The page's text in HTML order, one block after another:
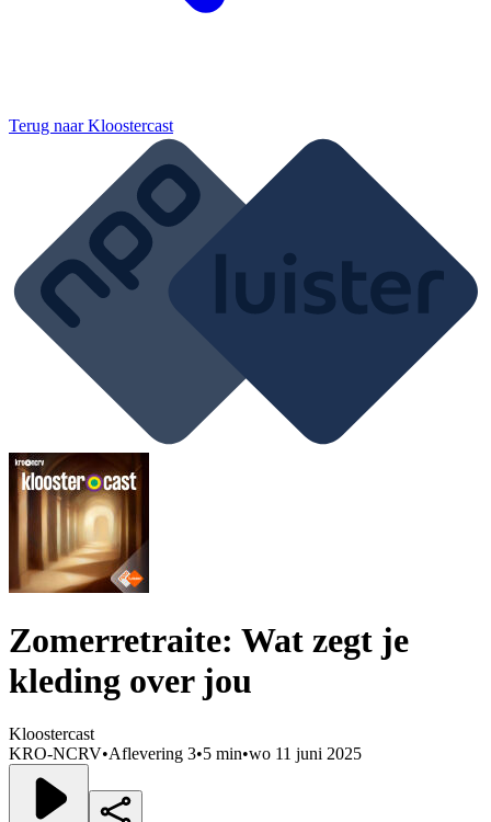
Terug naarKloostercast
Zomerretraite: Wat zegt je
kleding over jou
Kloostercast
KRO-NCRV•Aflevering 3•5 min•wo 11 juni 2025